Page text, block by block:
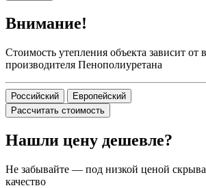
Внимание!
Стоимость утепления объекта зависит от
производителя Пенополиуретана
Российский
Европейский
Рассчитать стоимость
Нашли цену дешевле?
Не забывайте — под низкой ценой
качество